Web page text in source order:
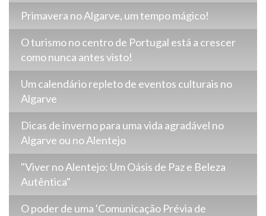
Primavera no Algarve, um tempo mágico!
O turismo no centro de Portugal está a crescer
como nunca antes visto!
Um calendário repleto de eventos culturais no
Algarve
Dicas de inverno para uma vida agradável no
Algarve ou no Alentejo
"Viver no Alentejo: Um Oásis de Paz e Beleza
Autêntica"
O poder de uma 'Comunicação Prévia de